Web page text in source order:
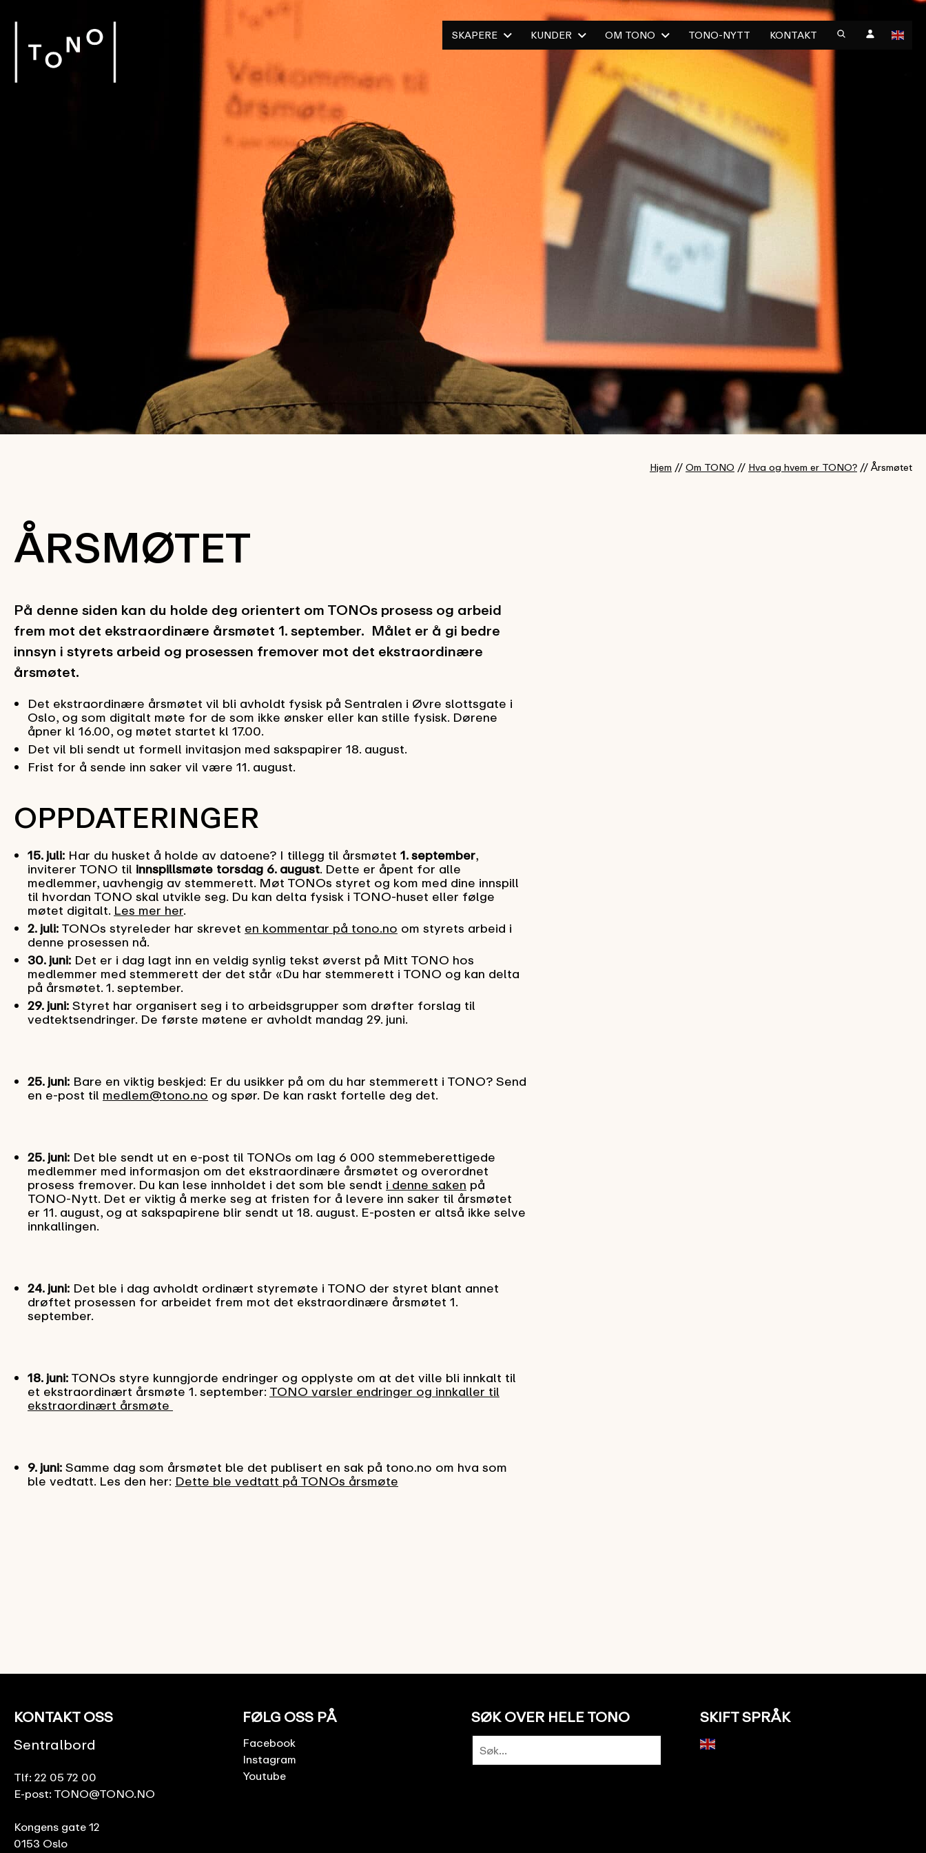
SKAPERE KUNDER OM TONO TONO-NYTT KONTAKT
Hjem // Om TONO // Hva og hvem er TONO? // Årsmøtet
ÅRSMØTET
På denne siden kan du holde deg orientert om TONOs prosess og arbeid
frem mot det ekstraordinære årsmøtet 1. september. Målet er å gi bedre
innsyn i styrets arbeid og prosessen fremover mot det ekstraordinære
årsmøtet.
Det ekstraordinære årsmøtet vil bli avholdt fysisk på Sentralen i Øvre slottsgate i
Oslo, og som digitalt møte for de som ikke ønsker eller kan stille fysisk. Dørene
åpner kl 16.00, og møtet startet kl 17.00.
Det vil bli sendt ut formell invitasjon med sakspapirer 18. august.
Frist for å sende inn saker vil være 11. august.
OPPDATERINGER
15. juli: Har du husket å holde av datoene? I tillegg til årsmøtet 1. september,
inviterer TONO til innspillsmøte torsdag 6. august. Dette er åpent for alle
medlemmer, uavhengig av stemmerett. Møt TONOs styret og kom med dine innspill
til hvordan TONO skal utvikle seg. Du kan delta fysisk i TONO-huset eller følge
møtet digitalt. Les mer her.
2. juli: TONOs styreleder har skrevet en kommentar på tono.no om styrets arbeid i
denne prosessen nå.
30. juni: Det er i dag lagt inn en veldig synlig tekst øverst på Mitt TONO hos
medlemmer med stemmerett der det står «Du har stemmerett i TONO og kan delta
på årsmøtet. 1. september.
29. juni: Styret har organisert seg i to arbeidsgrupper som drøfter forslag til
vedtektsendringer. De første møtene er avholdt mandag 29. juni.
25. juni: Bare en viktig beskjed: Er du usikker på om du har stemmerett i TONO? Send
en e-post til medlem@tono.no og spør. De kan raskt fortelle deg det.
25. juni: Det ble sendt ut en e-post til TONOs om lag 6 000 stemmeberettigede
medlemmer med informasjon om det ekstraordinære årsmøtet og overordnet
prosess fremover. Du kan lese innholdet i det som ble sendt i denne saken på
TONO-Nytt. Det er viktig å merke seg at fristen for å levere inn saker til årsmøtet
er 11. august, og at sakspapirene blir sendt ut 18. august. E-posten er altså ikke selve
innkallingen.
24. juni: Det ble i dag avholdt ordinært styremøte i TONO der styret blant annet
drøftet prosessen for arbeidet frem mot det ekstraordinære årsmøtet 1.
september.
18. juni: TONOs styre kunngjorde endringer og opplyste om at det ville bli innkalt til
et ekstraordinært årsmøte 1. september: TONO varsler endringer og innkaller til
ekstraordinært årsmøte
9. juni: Samme dag som årsmøtet ble det publisert en sak på tono.no om hva som
ble vedtatt. Les den her: Dette ble vedtatt på TONOs årsmøte
KONTAKT OSS
Sentralbord
Tlf: 22 05 72 00
E-post: TONO@TONO.NO
Kongens gate 12
0153 Oslo
FØLG OSS PÅ
Facebook
Instagram
Youtube
SØK OVER HELE TONO SKIFT SPRÅK